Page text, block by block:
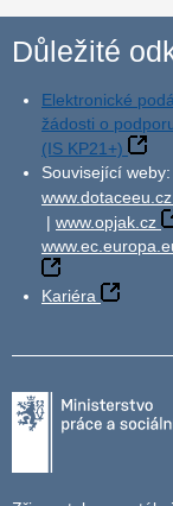
Důležité
Elektronické
žádosti o
(IS KP21+)
Související weby:
www.dotaceeu.cz
| www.opjak.cz
Kariéra